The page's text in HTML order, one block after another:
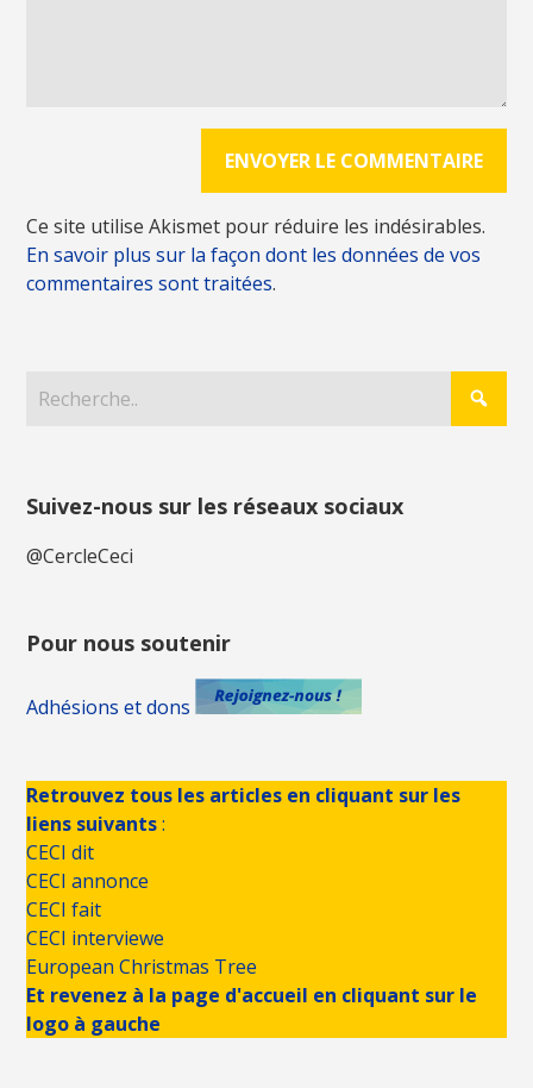
Ce site utilise Akismet pour réduire les indésirables.
En savoir plus sur la façon dont les données de vos
commentaires sont traitées.
Suivez-nous sur les réseaux sociaux
@CercleCeci
Pour nous soutenir
Adhésions et dons
Retrouvez tous les articles en cliquant sur les
liens suivants:
CECI dit
CECI annonce
CECI fait
CECI interviewe
European Christmas Tree
Et revenez à la page d'accueil en cliquant sur le
logo à gauche